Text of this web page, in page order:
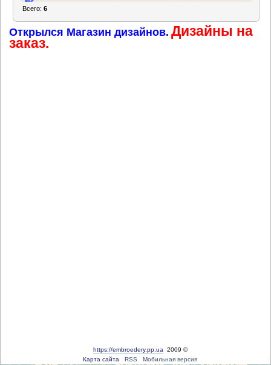
Всего:6
Открылся Магазин дизайнов. Дизайны на
заказ.
https://embroedery.pp.ua 2009 ©
Карта сайта
RSS Мобильная версия